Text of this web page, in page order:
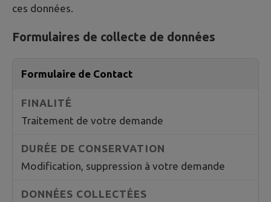
ces données.
Formulaires de collecte de données
Formulaire de Contact
Traitement de votre demande
Modification, suppression à votre demande